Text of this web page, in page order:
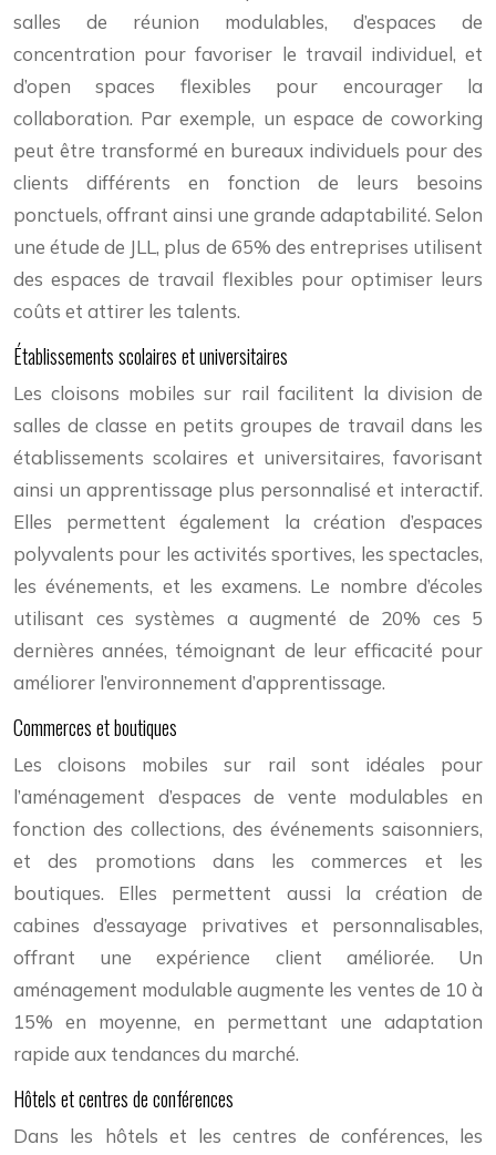
salles de réunion modulables, d’espaces de
concentration pour favoriser le travail individuel, et
d’open spaces flexibles pour encourager la
collaboration. Par exemple, un espace de coworking
peut être transformé en bureaux individuels pour des
clients différents en fonction de leurs besoins
ponctuels, offrant ainsi une grande adaptabilité. Selon
une étude de JLL, plus de 65% des entreprises utilisent
des espaces de travail flexibles pour optimiser leurs
coûts et attirer les talents.
Établissements scolaires et universitaires
Les cloisons mobiles sur rail facilitent la division de
salles de classe en petits groupes de travail dans les
établissements scolaires et universitaires, favorisant
ainsi un apprentissage plus personnalisé et interactif.
Elles permettent également la création d’espaces
polyvalents pour les activités sportives, les spectacles,
les événements, et les examens. Le nombre d’écoles
utilisant ces systèmes a augmenté de 20% ces 5
dernières années, témoignant de leur efficacité pour
améliorer l’environnement d’apprentissage.
Commerces et boutiques
Les cloisons mobiles sur rail sont idéales pour
l’aménagement d’espaces de vente modulables en
fonction des collections, des événements saisonniers,
et des promotions dans les commerces et les
boutiques. Elles permettent aussi la création de
cabines d’essayage privatives et personnalisables,
offrant une expérience client améliorée. Un
aménagement modulable augmente les ventes de 10 à
15% en moyenne, en permettant une adaptation
rapide aux tendances du marché.
Hôtels et centres de conférences
Dans les hôtels et les centres de conférences, les